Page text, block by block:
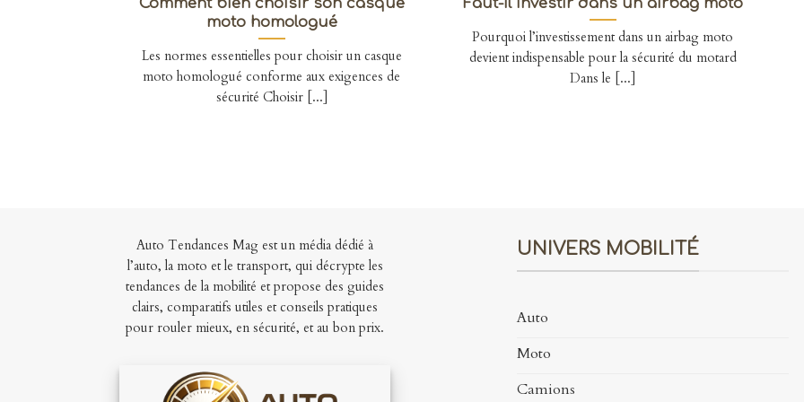
moto homologué
Les normes essentielles pour choisir un casque
moto homologué conforme aux exigences de
sécurité Choisir [...]
Pourquoi l’investissement dans un airbag moto
devient indispensable pour la sécurité du motard
Dans le [...]
Auto Tendances Mag est un média dédié à
l’auto, la moto et le transport, qui décrypte les
tendances de la mobilité et propose des guides
clairs, comparatifs utiles et conseils pratiques
pour rouler mieux, en sécurité, et au bon prix.
UNIVERS MOBILITÉ
Auto
Moto
Camions